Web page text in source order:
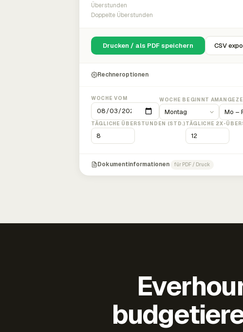
Überstunden
Doppelte Überstunden
Drucken / als PDF speichern CSV
Rechneroptionen
WOCHE VOM WOCHE BEGINNT AM
TÄGLICHE ÜBERSTUNDEN (STD.)TÄGLICHE 2X-
Dokumentinformationen für PDF / Druck